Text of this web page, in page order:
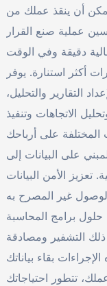
يمكن أن ينقذ عملك من
عملية صنع القرار
دقيقة وفي الوقت
أكثر استنارة. يوفر
التقارير والتحليل،
الاتجاهات وتنفيذ
المختلفة على أرباحك
على البيانات إلى
الأمن البيانات
غير المصرح به
حلول برامج المحاسبة
ذلك التشفير ومصادقة
بقاء بياناتك
تتطور احتياجاتك